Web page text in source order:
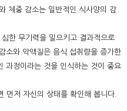
체중 감소는 일반적인 식사양의 감
한 무기력을 일으키고 결과적으로
소와 악액질은 음식 섭취량을 증가한
과정이라는 것을 인식하는 것이 중요
먼저 자신의 상태를 확인해 봅니다.